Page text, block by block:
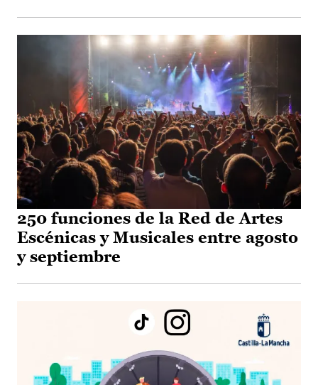
250 funciones de la Red de Artes
Escénicas y Musicales entre agosto
y septiembre